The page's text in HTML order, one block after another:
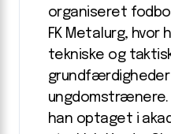
organiseret
FK Metalurg, hvor
tekniske og
han optaget i